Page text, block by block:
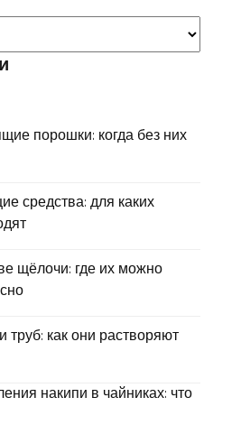
порошки: когда без них
средства: для каких
щёлочи: где их можно
труб: как они растворяют
накипи в чайниках: что